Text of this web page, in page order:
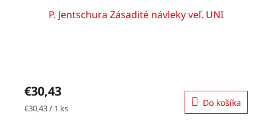
P. Jentschura Zásadité návleky veľ. UNI
€30,43
Jednotková
€30,43 / 1 ks Do košíka